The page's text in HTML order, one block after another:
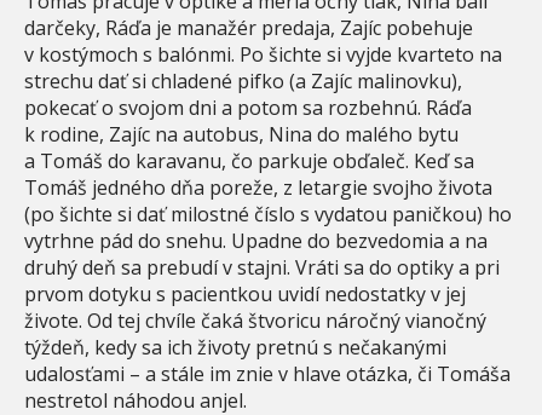
darčeky, Ráďa je manažér predaja, Zajíc pobehuje
v kostýmoch s balónmi. Po šichte si vyjde kvarteto na
strechu dať si chladené pifko (a Zajíc malinovku),
pokecať o svojom dni a potom sa rozbehnú. Ráďa
k rodine, Zajíc na autobus, Nina do malého bytu
a Tomáš do karavanu, čo parkuje obďaleč. Keď sa
Tomáš jedného dňa poreže, z letargie svojho života
(po šichte si dať milostné číslo s vydatou paničkou) ho
vytrhne pád do snehu. Upadne do bezvedomia a na
druhý deň sa prebudí v stajni. Vráti sa do optiky a pri
prvom dotyku s pacientkou uvidí nedostatky v jej
živote. Od tej chvíle čaká štvoricu náročný vianočný
týždeň, kedy sa ich životy pretnú s nečakanými
udalosťami – a stále im znie v hlave otázka, či Tomáša
nestretol náhodou anjel.